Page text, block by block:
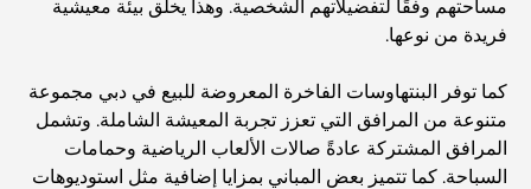
مساحتهم وفقًا لتفضيلاتهم الشخصية. وهذا يخلق بيئة معيشية
فريدة من نوعها.
كما توفر البنتهاوسات الفاخرة المعروضة للبيع في دبي مجموعة
متنوعة من المرافق التي تعزز تجربة المعيشة الشاملة. وتشمل
المرافق المشتركة عادةً صالات الألعاب الرياضية وحمامات
السباحة. كما تتميز بعض المباني بمزايا إضافية مثل استوديوهات